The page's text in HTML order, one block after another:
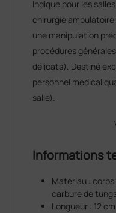
Indiqué pour les
chirurgie
une manipulation
procédures
délicats). Destiné
personnel médical
salle).
Informations
Matériau :
carbure de
Longueur : 12 cm